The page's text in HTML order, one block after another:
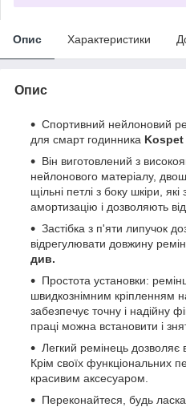
Опис Характеристики
Опис
Спортивний нейлоновий
для смарт годинника Kospet
Він виготовлений з
нейлонового матеріалу,
щільні петлі з боку шкіри,
амортизацію і дозволяють
Застібка з п'яти липучок
відрегулювати довжину
див.
Простота установки:
швидкознімним кріпленням
забезпечує точну і надійну
праці можна встановити і
Легкий ремінець дозволяє
Крім своїх функціональних
красивим аксесуаром.
Переконайтеся, будь